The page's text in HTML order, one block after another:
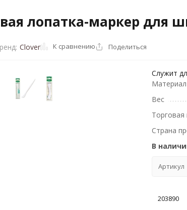
лопатка-маркер для
Clover К сравнению Поделиться
Служит
Материал
Вес
Торговая
Страна
В
Артикул
203890